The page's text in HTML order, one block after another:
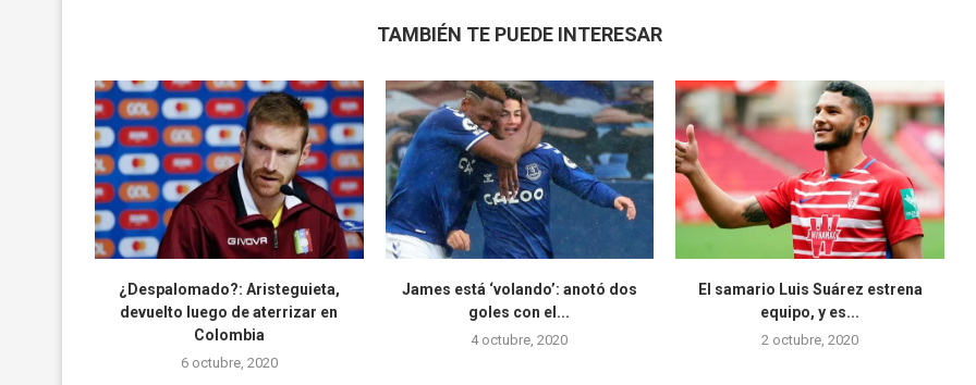
TAMBIÉN TE PUEDE INTERESAR
¿Despalomado?: Aristeguieta,
devuelto luego de aterrizar en
Colombia
6 octubre, 2020
James está ‘volando’: anotó dos
goles con el...
4 octubre, 2020
El samario Luis Suárez estrena
equipo, y es...
2 octubre, 2020